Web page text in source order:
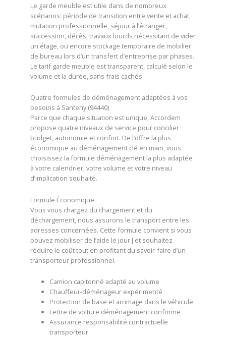
Le garde meuble est utile dans de nombreux
scénarios: période de transition entre vente et achat,
mutation professionnelle, séjour à l’étranger,
succession, décès, travaux lourds nécessitant de vider
un étage, ou encore stockage temporaire de mobilier
de bureau lors d’un transfert d’entreprise par phases.
Le tarif garde meuble est transparent, calculé selon le
volume et la durée, sans frais cachés.
Quatre formules de déménagement adaptées à vos
besoins à Santeny (94440)
Parce que chaque situation est unique, Accordem
propose quatre niveaux de service pour concilier
budget, autonomie et confort. De l’offre la plus
économique au déménagement clé en main, vous
choisissez la formule déménagement la plus adaptée
à votre calendrier, votre volume et votre niveau
d’implication souhaité.
Formule Économique
Vous vous chargez du chargement et du
déchargement, nous assurons le transport entre les
adresses concernées. Cette formule convient si vous
pouvez mobiliser de l’aide le jour J et souhaitez
réduire le coût tout en profitant du savoir-faire d’un
transporteur professionnel.
Camion capitonné adapté au volume
Chauffeur-déménageur expérimenté
Protection de base et arrimage dans le véhicule
Lettre de voiture déménagement conforme
Assurance responsabilité contractuelle
transporteur